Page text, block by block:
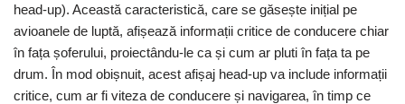
head-up). Această caracteristică, care se găsește inițial pe
avioanele de luptă, afișează informații critice de conducere chiar
în fața șoferului, proiectându-le ca și cum ar pluti în fața ta pe
drum. În mod obișnuit, acest afișaj head-up va include informații
critice, cum ar fi viteza de conducere și navigarea, în timp ce